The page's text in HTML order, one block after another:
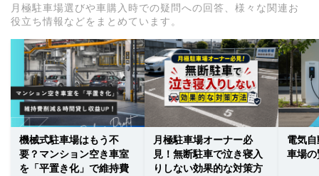
月極駐車場選びや車購入時での疑問への回答、様々な関連お
役立ち情報などをまとめています。
機械式駐車場はもう不
要？マンション空き車室
を「平置き化」で維持費
月極駐車場オーナー必
見！無断駐車で泣き寝入
りしない効果的な対策方
電気
車場